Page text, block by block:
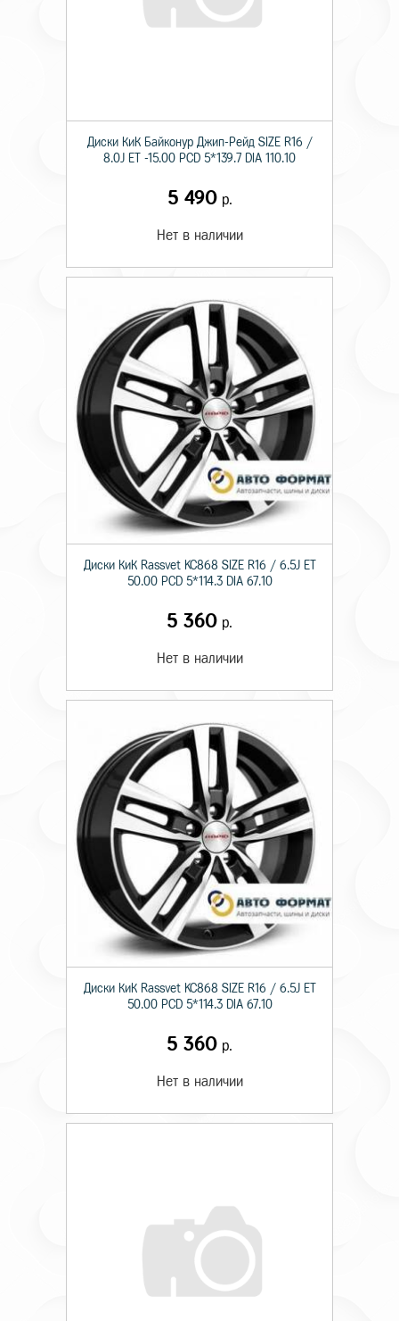
Диски КиК Байконур Джип-Рейд SIZE R16 /
8.0J ET -15.00 PCD 5*139.7 DIA 110.10
5 490р.
Нет в наличии
Диски КиК Rassvet KC868 SIZE R16 / 6.5J ET
50.00 PCD 5*114.3 DIA 67.10
5 360 р.
Нет в наличии
Диски КиК Rassvet KC868 SIZE R16 / 6.5J ET
50.00 PCD 5*114.3 DIA 67.10
5 360 р.
Нет в наличии